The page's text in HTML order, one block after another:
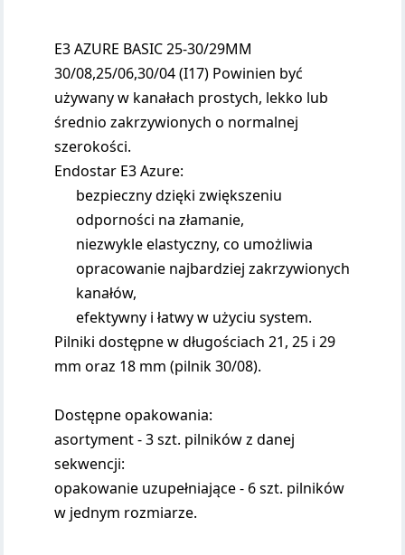
E3 AZURE BASIC 25-30/29MM
30/08,25/06,30/04 (I17) Powinien być
używany w kanałach prostych, lekko lub
średnio zakrzywionych o normalnej
szerokości.
Endostar E3 Azure:
bezpieczny dzięki zwiększeniu
odporności na złamanie,
niezwykle elastyczny, co umożliwia
opracowanie najbardziej zakrzywionych
kanałów,
efektywny i łatwy w użyciu system.
Pilniki dostępne w długościach 21, 25 i 29
mm oraz 18 mm (pilnik 30/08).
Dostępne opakowania:
asortyment - 3 szt. pilników z danej
sekwencji:
opakowanie uzupełniające - 6 szt. pilników
w jednym rozmiarze.